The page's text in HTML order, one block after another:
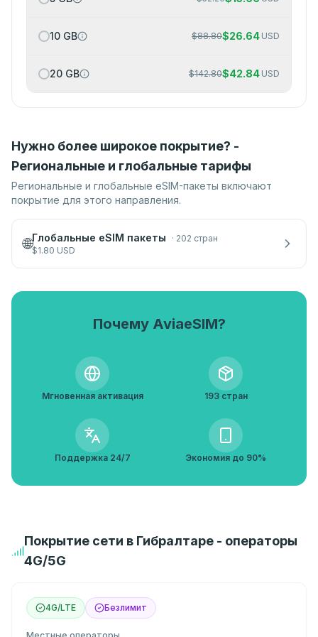
10 GB $88.80$26.64 USD
20 GB $142.80$42.84 USD
Нужно более широкое покрытие? -
Региональные и глобальные тарифы
Региональные и глобальные eSIM-пакеты включают
покрытие для этого направления.
🌐Глобальные eSIM пакеты · 202 стран
$1.80 USD
Почему AviaeSIM?
Мгновенная активация 193 стран
Поддержка 24/7 Экономия до 90%
Покрытие сети в Гибралтаре - операторы
4G/5G
4G/LTE Безлимит